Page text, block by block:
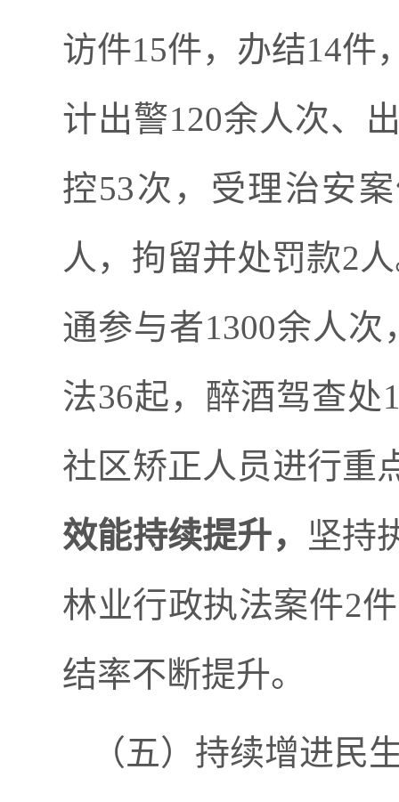
访件15件，办结14件
计出警120余人次、
控53次，受理治安
人，拘留并处罚款2
通参与者1300余人次
法36起，醉酒驾查处
社区矫正人员进行重
效能持续提升， 坚持
林业行政执法案件2
结率不断提升。
（五） 持续增进民